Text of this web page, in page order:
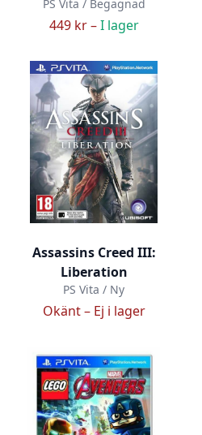
PS Vita / Begagnad
449 kr –I lager
Assassins Creed III:
Liberation
PS Vita / Ny
Okänt – Ej i lager